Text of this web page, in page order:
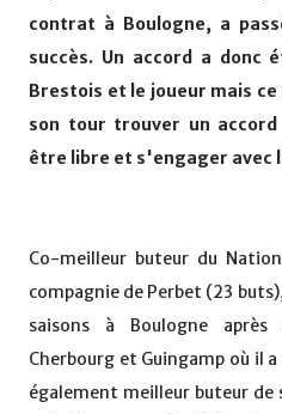
contrat à Boulogne, a
succès. Un accord a donc
Brestois et le joueur mais
son tour trouver un accord
être libre et s'engager avec
Co-meilleur buteur du
compagnie de Perbet (23
saisons à Boulogne
Cherbourg et Guingamp où il
également meilleur buteur de